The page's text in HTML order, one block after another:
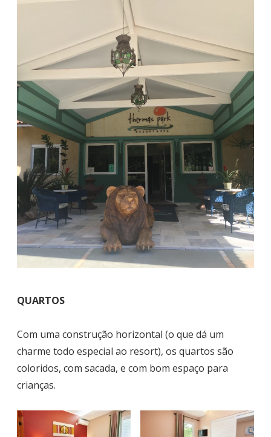
QUARTOS
Com uma construção horizontal (o que dá um
charme todo especial ao resort), os quartos são
coloridos, com sacada, e com bom espaço para
crianças.